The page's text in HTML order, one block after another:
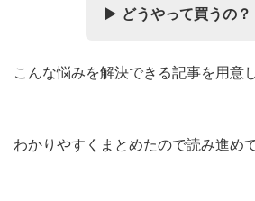
▶︎ どうやって買うの？
こんな悩みを解決できる記事を用意
わかりやすくまとめたので読み進め